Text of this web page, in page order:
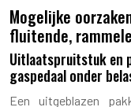
Mogelijke
fluitende,
Uitlaatspruitstuk en
gaspedaal onder
Een uitgeblazen